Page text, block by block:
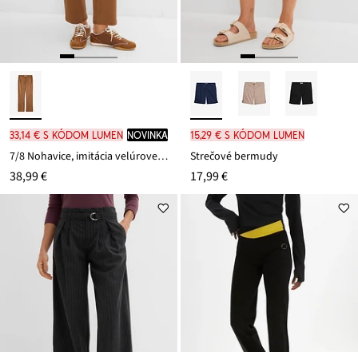
33,14 € s kódom LUMEN novinka
7/8 Nohavice, imitácia velúrovej kože
38,99 €
15,29 € s kódom LUMEN
Strečové bermudy
17,99 €